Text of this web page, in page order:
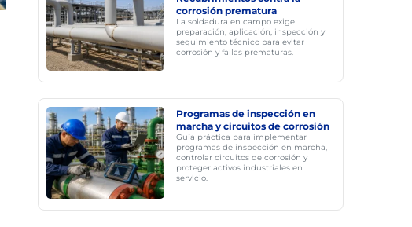
corrosión prematura
La soldadura en campo exige
preparación, aplicación, inspección y
seguimiento técnico para evitar
corrosión y fallas prematuras.
Programas de inspección en
marcha y circuitos de corrosión
Guía práctica para implementar
programas de inspección en marcha,
controlar circuitos de corrosión y
proteger activos industriales en
servicio.